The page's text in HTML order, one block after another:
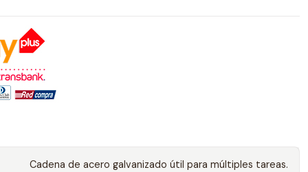
Cadena de acero galvanizado útil para múltiples tareas.